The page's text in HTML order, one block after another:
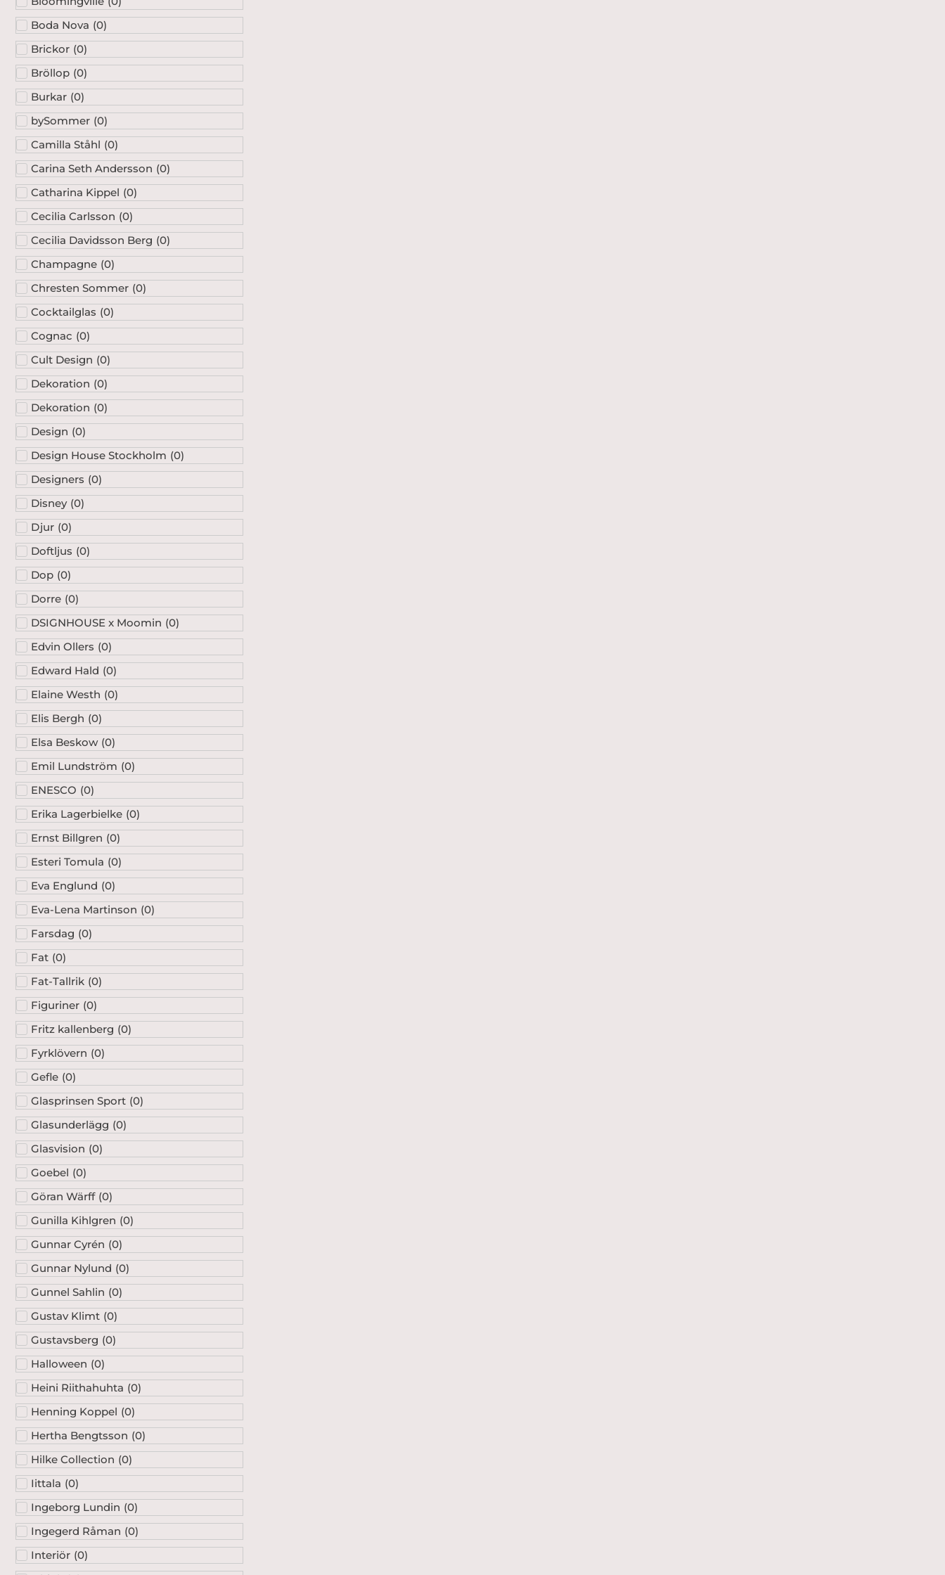
Boda Nova (0)
Brickor (0)
Bröllop (0)
Burkar (0)
bySommer (0)
Camilla Ståhl (0)
Carina Seth Andersson (0)
Catharina Kippel (0)
Cecilia Carlsson (0)
Cecilia Davidsson Berg (0)
Champagne (0)
Chresten Sommer (0)
Cocktailglas (0)
Cognac (0)
Cult Design (0)
Dekoration (0)
Dekoration (0)
Design (0)
Design House Stockholm (0)
Designers (0)
Disney (0)
Djur (0)
Doftljus (0)
Dop (0)
Dorre (0)
DSIGNHOUSE x Moomin (0)
Edvin Ollers (0)
Edward Hald (0)
Elaine Westh (0)
Elis Bergh (0)
Elsa Beskow (0)
Emil Lundström (0)
ENESCO (0)
Erika Lagerbielke (0)
Ernst Billgren (0)
Esteri Tomula (0)
Eva Englund (0)
Eva-Lena Martinson (0)
Farsdag (0)
Fat (0)
Fat-Tallrik (0)
Figuriner (0)
Fritz kallenberg (0)
Fyrklövern (0)
Gefle (0)
Glasprinsen Sport (0)
Glasunderlägg (0)
Glasvision (0)
Goebel (0)
Göran Wärff (0)
Gunilla Kihlgren (0)
Gunnar Cyrén (0)
Gunnar Nylund (0)
Gunnel Sahlin (0)
Gustav Klimt (0)
Gustavsberg (0)
Halloween (0)
Heini Riithahuhta (0)
Henning Koppel (0)
Hertha Bengtsson (0)
Hilke Collection (0)
Iittala (0)
Ingeborg Lundin (0)
Ingegerd Råman (0)
Interiör (0)